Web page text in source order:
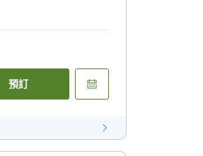
預訂